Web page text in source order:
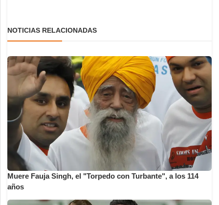
NOTICIAS RELACIONADAS
Muere Fauja Singh, el "Torpedo con Turbante", a los 114
años